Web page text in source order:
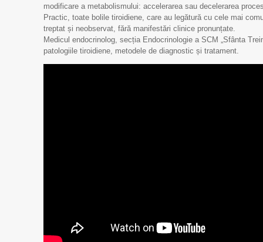
modificare a metabolismului: accelerarea sau decelerarea
Practic, toate bolile tiroidiene, care au legătură cu cele mai
treptat și neobservat, fără manifestări clinice pronunțate.
Medicul endocrinolog, secția Endocrinologie a SCM „Sfânta
patologiile tiroidiene, metodele de diagnostic și tratament.